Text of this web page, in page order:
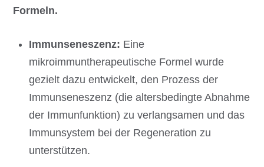
Formeln.
Immunseneszenz: Eine
mikroimmuntherapeutische Formel wurde
gezielt dazu entwickelt, den Prozess der
Immunseneszenz (die altersbedingte Abnahme
der Immunfunktion) zu verlangsamen und das
Immunsystem bei der Regeneration zu
unterstützen.